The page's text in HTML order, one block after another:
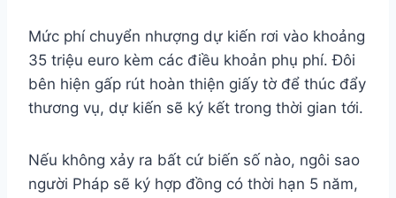
Mức phí chuyển nhượng dự kiến rơi vào khoảng
35 triệu euro kèm các điều khoản phụ phí. Đôi
bên hiện gấp rút hoàn thiện giấy tờ để thúc đẩy
thương vụ, dự kiến sẽ ký kết trong thời gian tới.
Nếu không xảy ra bất cứ biến số nào, ngôi sao
người Pháp sẽ ký hợp đồng có thời hạn 5 năm,